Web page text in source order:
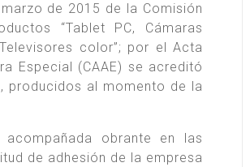
de 2015 de la Comisión
“Tablet PC, Cámaras
color”; por el Acta
Especial (CAAE) se acreditó
producidos al momento de la
obrante en las
de adhesión de la empresa